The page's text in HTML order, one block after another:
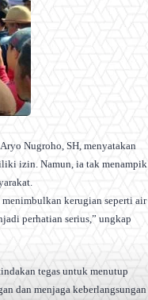
Nugroho, SH, menyatakan
izin. Namun, ia tak menampik
kerugian seperti air
perhatian serius,” ungkap
tegas untuk menutup
dan menjaga keberlangsungan